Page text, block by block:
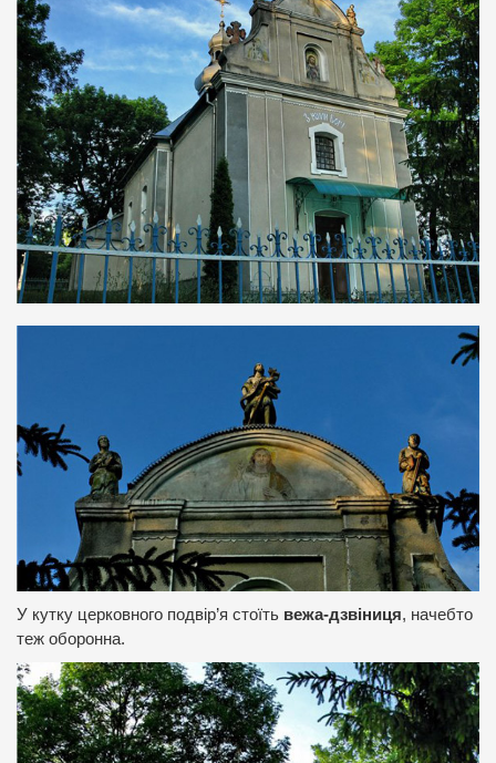
У кутку церковного подвір’я стоїть вежа-дзвіниця, начебто
теж оборонна.